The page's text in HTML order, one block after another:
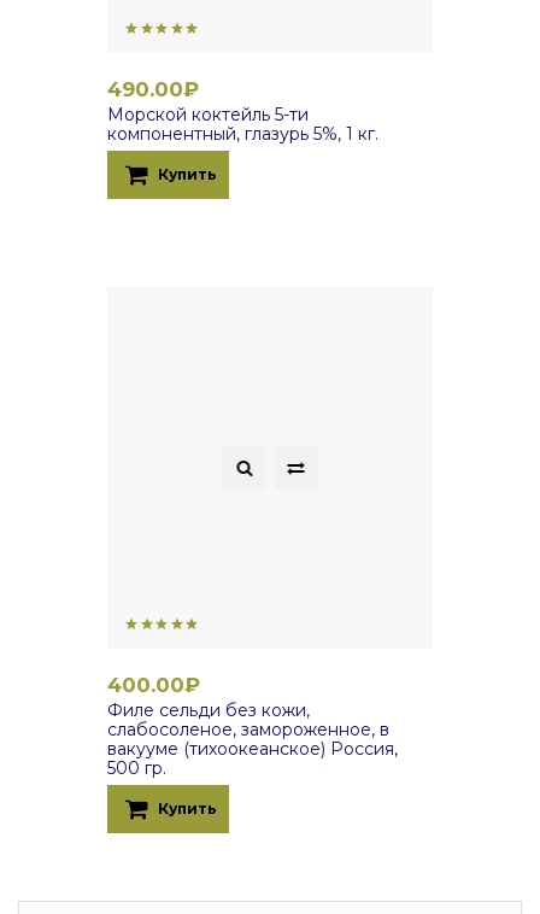
490.00₽
Морской коктейль 5-ти
компонентный, глазурь 5%, 1 кг.
Купить
400.00₽
Филе сельди без кожи,
слабосоленое, замороженное, в
вакууме (тихоокеанское) Россия,
500 гр.
Купить